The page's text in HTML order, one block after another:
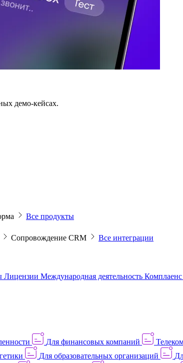
демо-кейсах.
Все продукты
Сопровождение CRM Все интеграции
Лицензии Международная деятельность Комплаенс
Для финансовых компаний
Для образовательных организаций